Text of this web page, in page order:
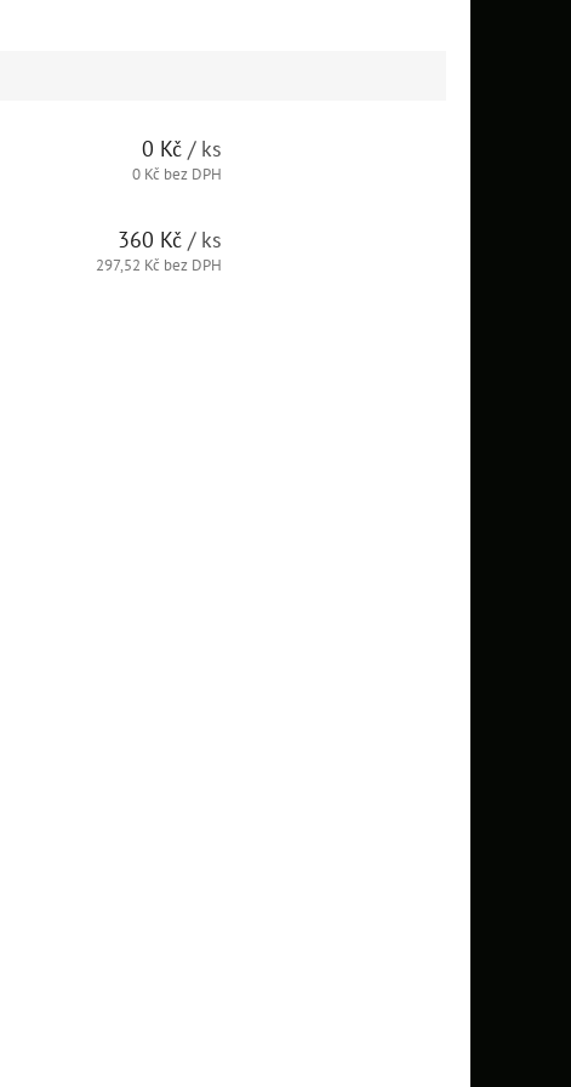
0 Kč / ks
0 Kč bez DPH
360 Kč / ks
297,52 Kč bez DPH